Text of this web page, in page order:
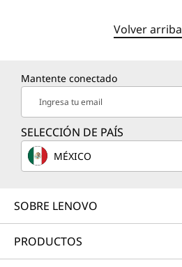
Volver arriba
Mantente conectado
Ingresa tu email
SELECCIÓN DE PAÍS
MÉXICO
SOBRE LENOVO
PRODUCTOS